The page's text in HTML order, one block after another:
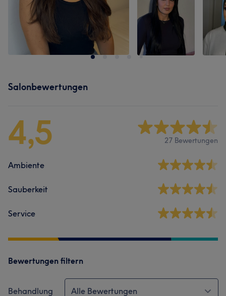
Salonbewertungen
4,5 27 Bewertungen
Ambiente
Sauberkeit
Service
Bewertungen filtern
Behandlung Alle Bewertungen